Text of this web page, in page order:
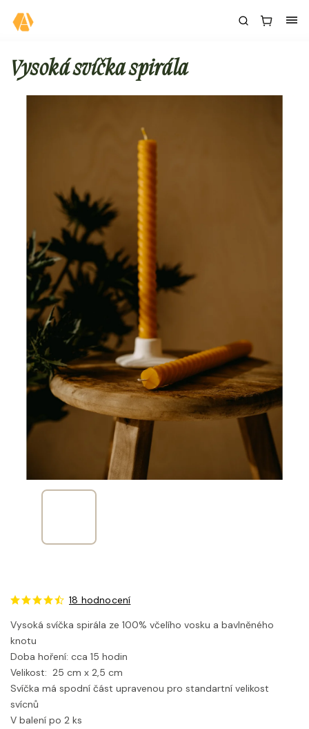
Vysoká svíčka spirála
18 hodnocení
Vysoká svíčka spirála ze 100% včelího vosku a bavlněného
knotu
Doba hoření: cca 15 hodin
Velikost: 25 cm x 2,5 cm
Svíčka má spodní část upravenou pro standartní velikost
svícnů
V balení po 2 ks